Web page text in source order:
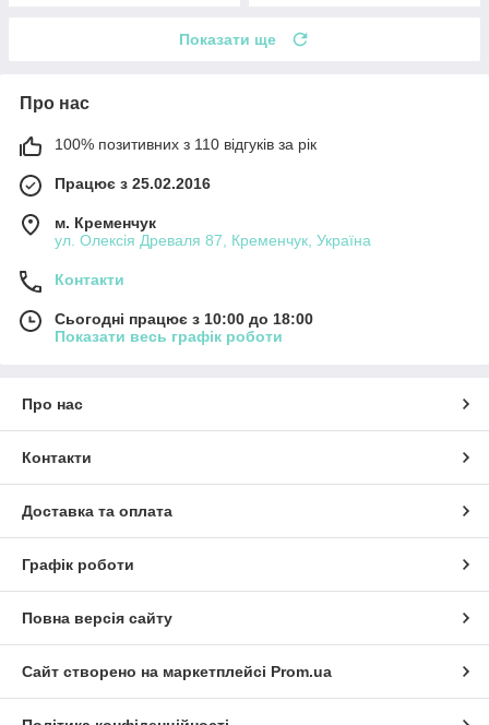
Показати ще
Про нас
100% позитивних з 110 відгуків за рік
Працює з 25.02.2016
м. Кременчук
ул. Олексія Древаля 87, Кременчук, Україна
Контакти
Сьогодні працює з 10:00 до 18:00
Показати весь графік роботи
Про нас
Контакти
Доставка та оплата
Графік роботи
Повна версія сайту
Сайт створено на маркетплейсі Prom.ua